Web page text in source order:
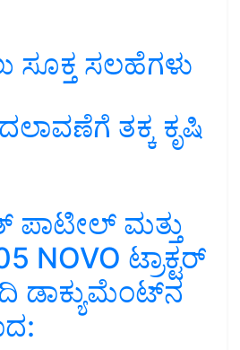
ಸೂಕ್ತ ಸಲಹೆಗಳು
ತಕ್ಕ ಕೃಷಿ
ಮತ್ತು
NOVO ಟ್ರಾಕ್ಟರ್
ಡಾಕ್ಯುಮೆಂಟ್‌ನ